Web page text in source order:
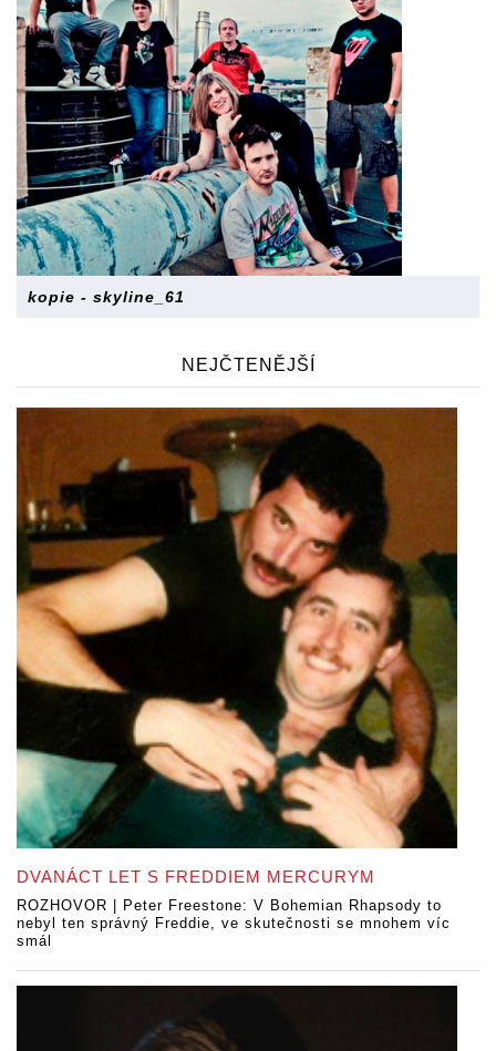
kopie - skyline_61
NEJČTENĚJŠÍ
DVANÁCT LET S FREDDIEM MERCURYM
ROZHOVOR | Peter Freestone: V Bohemian Rhapsody to
nebyl ten správný Freddie, ve skutečnosti se mnohem víc
smál